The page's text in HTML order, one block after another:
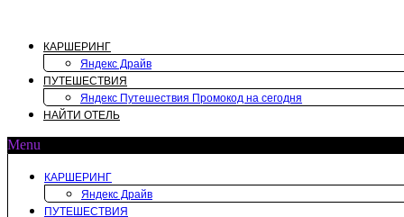
содержимому
КАРШЕРИНГ
Яндекс Драйв
ПУТЕШЕСТВИЯ
Яндекс Путешествия Промокод на сегодня
НАЙТИ ОТЕЛЬ
Menu
КАРШЕРИНГ
Яндекс Драйв
ПУТЕШЕСТВИЯ